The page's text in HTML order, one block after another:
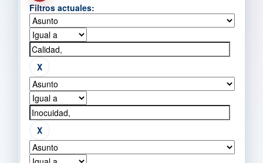
Filtros actuales: